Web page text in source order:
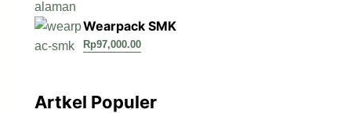
Wearpack SMK
Rp97,000.00
Artkel Populer